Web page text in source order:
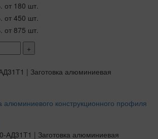
от 180 шт.
от 450 шт.
от 875 шт.
+